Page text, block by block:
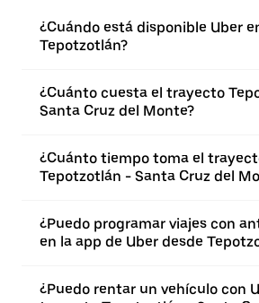
¿Cuándo está disponible Uber
Tepotzotlán?
¿Cuánto cuesta el trayecto
Santa Cruz del Monte?
¿Cuánto tiempo toma el
Tepotzotlán - Santa Cruz del
¿Puedo programar viajes con
en la app de Uber desde
¿Puedo rentar un vehículo con